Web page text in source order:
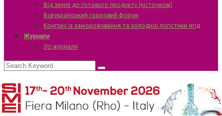
Від землі до готового продукту (кісточкові)
Всеукраїнський горіховий форум
Конгрес із заморожування та холодної логістики ягід
Журнали
Усі журнали